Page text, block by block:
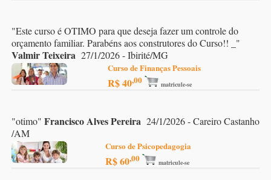
"Este curso é OTIMO para que deseja fazer um controle do
orçamento familiar. Parabéns aos construtores do Curso!! _ "
Valmir Teixeira 27/1/2026 - Ibirité/MG
Curso de Finanças Pessoais
R$ 40,00 matricule-se
"otimo" Francisco Alves Pereira 24/1/2026 - Careiro Castanho
/AM
Curso de Psicopedagogia
R$ 60,00 matricule-se